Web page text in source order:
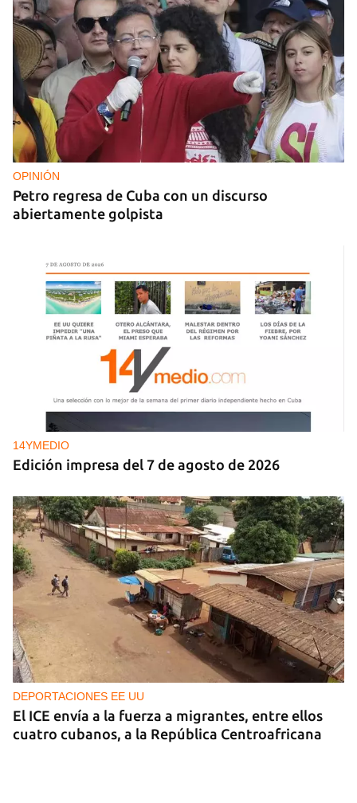
MÚSICA
Un público enamorado de Celia Cruz desafía la
censura en un homenaje en La Habana
OPINIÓN
Petro regresa de Cuba con un discurso
abiertamente golpista
14YMEDIO
Edición impresa del 7 de agosto de 2026
DEPORTACIONES EE UU
El ICE envía a la fuerza a migrantes, entre ellos
cuatro cubanos, a la República Centroafricana